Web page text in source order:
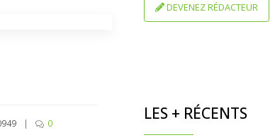
| 0
DEVENEZ RÉDACTEUR
LES + RÉCENTS